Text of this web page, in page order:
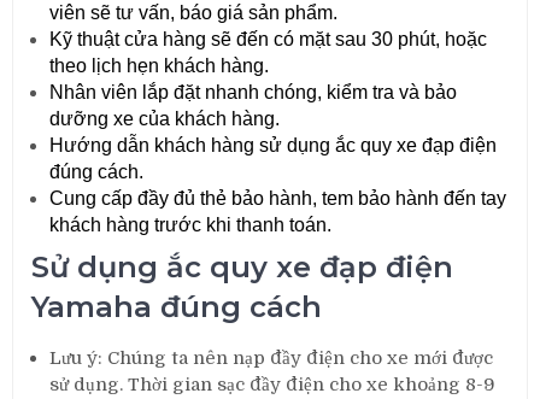
viên sẽ tư vấn, báo giá sản phẩm.
Kỹ thuật cửa hàng sẽ đến có mặt sau 30 phút, hoặc
theo lịch hẹn khách hàng.
Nhân viên lắp đặt nhanh chóng, kiểm tra và bảo
dưỡng xe của khách hàng.
Hướng dẫn khách hàng sử dụng ắc quy xe đạp điện
đúng cách.
Cung cấp đầy đủ thẻ bảo hành, tem bảo hành đến tay
khách hàng trước khi thanh toán.
Sử dụng ắc quy xe đạp điện
Yamaha đúng cách
Lưu ý: Chúng ta nên nạp đầy điện cho xe mới được
sử dụng. Thời gian sạc đầy điện cho xe khoảng 8-9